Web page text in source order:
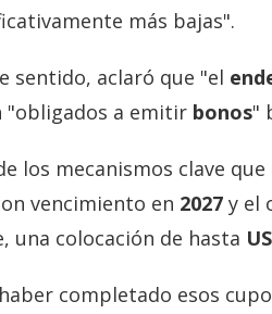
más bajas".
sentido, aclaró que "el
"obligados a emitir bonos"
los mecanismos clave
vencimiento en 2027 y el
una colocación de hasta
completado esos